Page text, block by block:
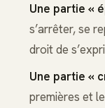
Une partie «
s’arrêter, se
droit de
Une partie «
premières et